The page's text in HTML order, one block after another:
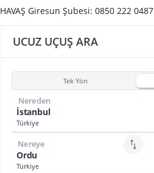
UCUZ UÇUŞ ARA
Tek Yön
İstanbul
Türkiye
Nereden
Ordu
Türkiye
Nereye
HAVAŞ Giresun Şubesi: 0850 222 0487